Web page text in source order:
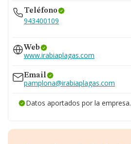
Teléfono
943400109
697...
Ver teléfono 697...
948154141
Web
www.irabiaplagas.com
Email
pamplona@irabiaplagas.com
Datos aportados por la empresa.